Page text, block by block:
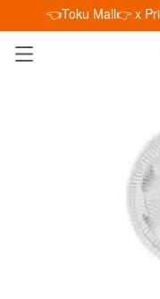
👈Toku Mall👉 x
已加入購物車